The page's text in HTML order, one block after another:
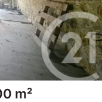
m²